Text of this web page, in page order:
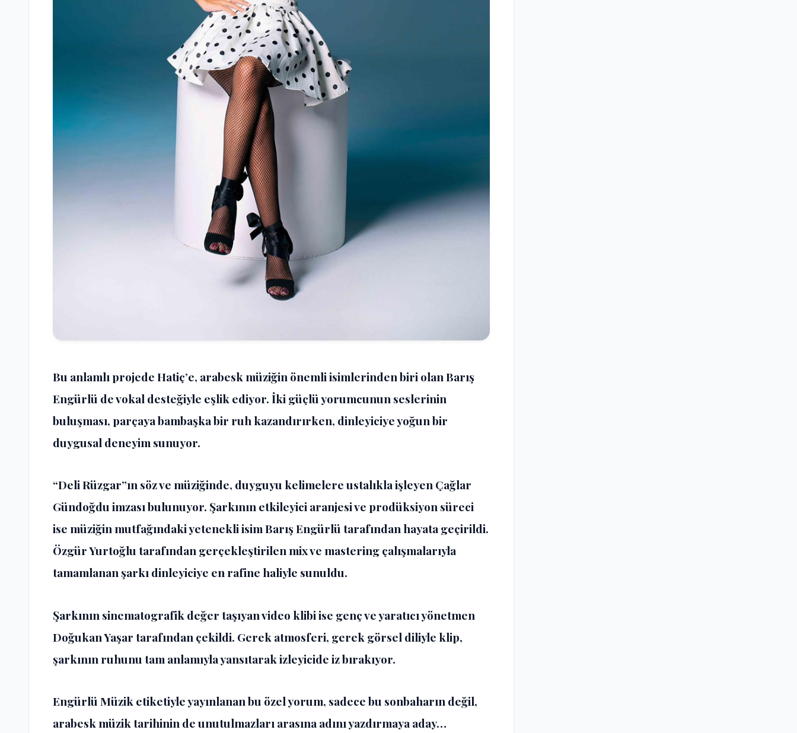
Bu anlamlı projede Hatiç’e, arabesk müziğin önemli isimlerinden biri olan Barış
Engürlü de vokal desteğiyle eşlik ediyor. İki güçlü yorumcunun seslerinin
buluşması, parçaya bambaşka bir ruh kazandırırken, dinleyiciye yoğun bir
duygusal deneyim sunuyor.
“Deli Rüzgar”ın söz ve müziğinde, duyguyu kelimelere ustalıkla işleyen Çağlar
Gündoğdu imzası bulunuyor. Şarkının etkileyici aranjesi ve prodüksiyon süreci
ise müziğin mutfağındaki yetenekli isim Barış Engürlü tarafından hayata geçirildi.
Özgür Yurtoğlu tarafından gerçekleştirilen mix ve mastering çalışmalarıyla
tamamlanan şarkı dinleyiciye en rafine haliyle sunuldu.
Şarkının sinematografik değer taşıyan video klibi ise genç ve yaratıcı yönetmen
Doğukan Yaşar tarafından çekildi. Gerek atmosferi, gerek görsel diliyle klip,
şarkının ruhunu tam anlamıyla yansıtarak izleyicide iz bırakıyor.
Engürlü Müzik etiketiyle yayınlanan bu özel yorum, sadece bu sonbaharın değil,
arabesk müzik tarihinin de unutulmazları arasına adını yazdırmaya aday…